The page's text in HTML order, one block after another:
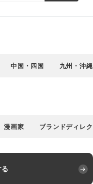
中国・四国 九州・沖縄
漫画家 ブランドディレ